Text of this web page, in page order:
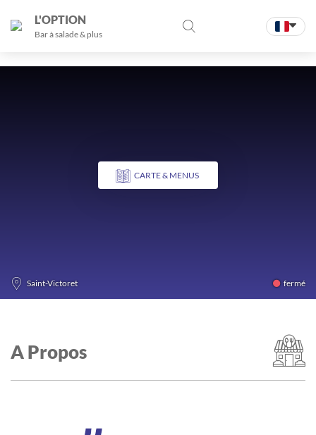
L'OPTION
Bar à salade & plus
CARTE & MENUS
Saint-Victoret fermé
A Propos